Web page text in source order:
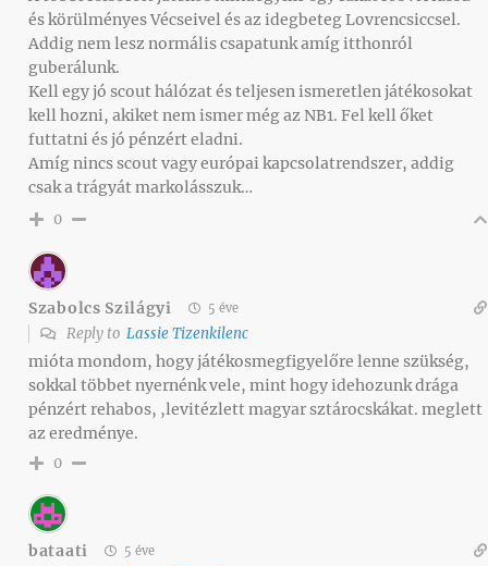
és körülményes Vécseivel és az idegbeteg Lovrencsiccsel.
Addig nem lesz normális csapatunk amíg itthonról
guberálunk.
Kell egy jó scout hálózat és teljesen ismeretlen játékosokat
kell hozni, akiket nem ismer még az NB1. Fel kell őket
futtatni és jó pénzért eladni.
Amíg nincs scout vagy európai kapcsolatrendszer, addig
csak a trágyát markolásszuk…
0
Szabolcs Szilágyi 5 éve
Reply to Lassie Tizenkilenc
mióta mondom, hogy játékosmegfigyelőre lenne szükség,
sokkal többet nyernénk vele, mint hogy idehozunk drága
pénzért rehabos, ,levitézlett magyar sztárocskákat. meglett
az eredménye.
0
bataati 5 éve